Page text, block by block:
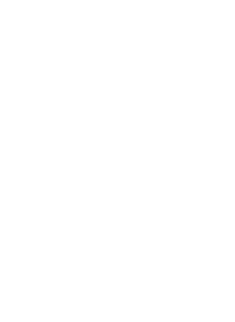
die regelmäßig großformatige Drucke
einem eigenen Gerät:
können intern erstellt und
oder Banner sind jederzeit verfügbar,